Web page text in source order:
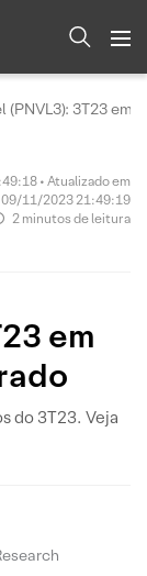
(PNVL3): 3T23 em
• Atualizado em
09/11/2023 21:49:19
2 minutos de leitura
em
do 3T23. Veja